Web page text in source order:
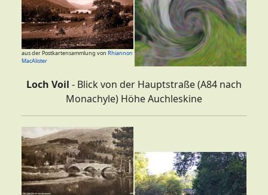
aus der Postkartensammlung von Rhiannon
MacAlister
Loch Voil - Blick von der Hauptstraße (A84 nach
Monachyle) Höhe Auchleskine